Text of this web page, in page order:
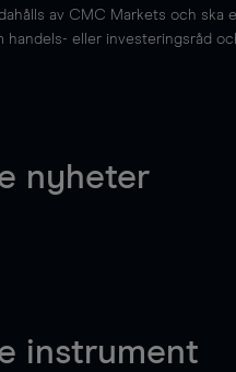
av CMC Markets och
handels- eller investeringsråd
nyheter
instrument